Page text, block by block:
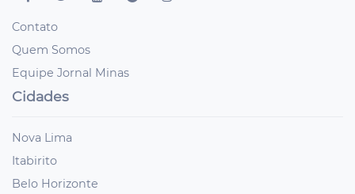
Contato
Quem Somos
Equipe Jornal Minas
Cidades
Nova Lima
Itabirito
Belo Horizonte